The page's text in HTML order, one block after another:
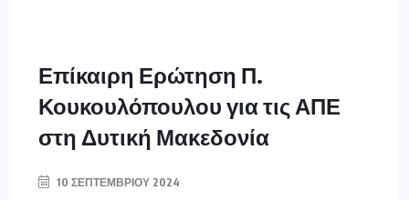
Επίκαιρη Ερώτηση Π.
Κουκουλόπουλου για τις ΑΠΕ
στη Δυτική Μακεδονία
10 ΣΕΠΤΕΜΒΡΊΟΥ 2024